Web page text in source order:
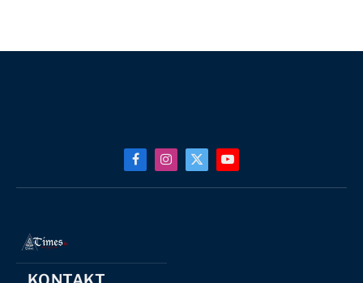
FacebookInstagram
X
(Twitter)
YouTube